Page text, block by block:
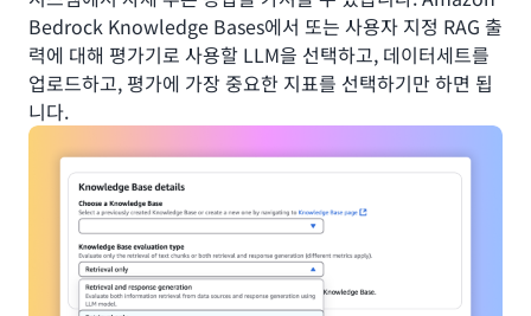
Bedrock Knowledge Bases에서 또는 사용자 지정 RAG 출
력에 대해 평가기로 사용할 LLM을 선택하고, 데이터세트를
업로드하고, 평가에 가장 중요한 지표를 선택하기만 하면 됩
니다.